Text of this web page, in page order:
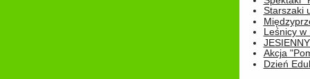
Starszaki
Leśnicy w
Akcja
Dzień